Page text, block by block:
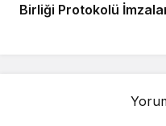
Birliği Protokolü